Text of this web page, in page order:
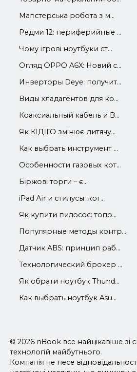
Магістерська робота з м...
Редми 12: периферийные ...
Чому ігрові ноутбуки ст...
Огляд OPPO A6X: Новий с...
Инверторы Deye: получит...
Виды хладагентов для ко...
Коаксиальный кабель и В...
Як КІДІГО змінює дитячу...
Как выбрать инструмент ...
Особенности газовых кот...
Біржові торги – є...
iРad Аir и стилусы: ког...
Як купити пилосос: топо...
Популярные методы контр...
Датчик ABS: принцип раб...
Технологический брокер ...
Як обрати ноутбук Thund...
Как выбрать ноутбук Asu...
© 2026 nBook все найцікавіше зі
технологій майбутнього.
Компанія не несе